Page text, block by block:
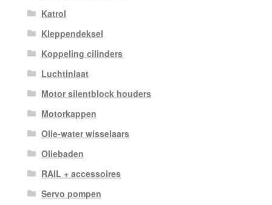
Katrol
Kleppendeksel
Koppeling cilinders
Luchtinlaat
Motor silentblock houders
Motorkappen
Olie-water wisselaars
Oliebaden
RAIL + accessoires
Servo pompen